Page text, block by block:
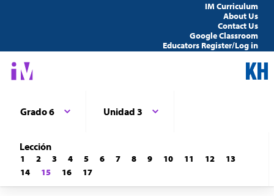
IM Curriculum
About Us
Contact Us
Google Classroom
Educators Register/Log in
Grado 6 Unidad 3
Lección
1 2 3 4 5 6 7 8 9 10 11 12
13
14
15 16 17